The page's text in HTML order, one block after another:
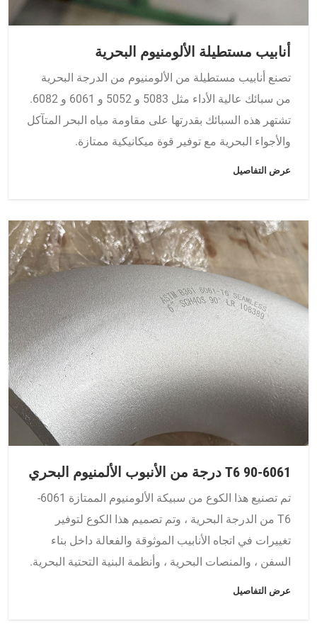
أنابيب مستطيلة الألومنيوم البحرية
تصنع أنابيب مستطيلة من الألومنيوم من الدرجة البحرية
من سبائك عالية الأداء مثل 5083 و 5052 و 6061 و 6082.
تشتهر هذه السبائك بقدرتها على مقاومة مياه البحر المتآكل
والأجواء البحرية مع توفير قوة ميكانيكية ممتازة.
عرض التفاصيل
6061-T6 90 درجة من الأنبوب الألمنيوم البحري
تم تصنيع هذا الكوع من سبيكة الألومنيوم الممتازة 6061-
T6 من الدرجة البحرية ، وتم تصميم هذا الكوع لتوفير
تغييرات في اتجاه الأنابيب الموثوقة والفعالة داخل بناء
السفن ، والمنصات البحرية ، وأنظمة البنية التحتية البحرية.
عرض التفاصيل